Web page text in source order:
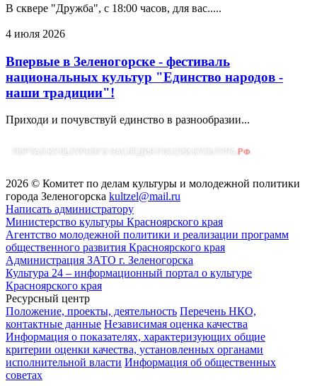
В сквере "Дружба", с 18:00 часов, для вас.....
4 июля 2026
Впервые в Зеленогорске - фестиваль
национальных культур "Единство народов -
наши традиции"!
Приходи и почувствуй единство в разнообразии...
2026 © Комитет по делам культуры и молодежной политики
города Зеленогорска kultzel@mail.ru
Написать администратору
Министерство культуры Красноярского края
Агентство молодежной политики и реализации программ
общественного развития Красноярского края
Администрация ЗАТО г. Зеленогорска
Культура 24 – информационный портал о культуре
Красноярского края
Ресурсный центр
Положение, проекты, деятельность Перечень НКО,
контактные данные Независимая оценка качества
Информация о показателях, характеризующих общие
критерии оценки качества, установленных органами
исполнительной власти Информация об общественных
советах